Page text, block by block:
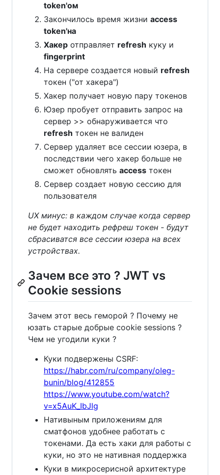
token'ом
Закончилось время жизни access
token'на
Хакер отправляет refresh куку и
fingerprint
На сервере создается новый refresh
токен ("от хакера")
Хакер получает новую пару токенов
Юзер пробует отправить запрос на
сервер >> обнаруживается что
refresh токен не валиден
Сервер удаляет все сессии юзера, в
последствии чего хакер больше не
сможет обновлять access токен
Сервер создает новую сессию для
пользователя
UX минус: в каждом случае когда сервер
не будет находить рефреш токен - будут
сбрасиватся все сессии юзера на всех
устройствах.
Зачем все это ? JWT vs
Cookie sessions
Зачем этот весь геморой ? Почему не
юзать старые добрые cookie sessions ?
Чем не угодили куки ?
Куки подвержены CSRF:
https://habr.com/ru/company/oleg-
bunin/blog/412855
https://www.youtube.com/watch?
v=x5AuK_IbJlg
Нативыным приложениям для
сматфонов удобнее работать с
токенами. Да есть хаки для работы с
куки, но это не нативная поддержка
Куки в микросерисной архитектуре